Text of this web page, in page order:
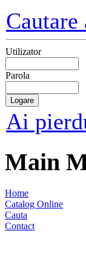
Cautare
Utilizator
Parola
Ai
Main
Home
Catalog Online
Cauta
Contact